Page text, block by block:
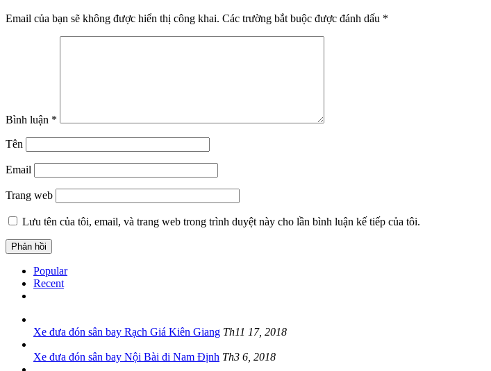
Email của bạn sẽ không được hiển thị công khai. Các trường bắt buộc được đánh dấu *
Bình luận *
Tên
Email
Trang web
Lưu tên của tôi, email, và trang web trong trình duyệt này cho lần bình luận kế tiếp của tôi.
Popular
Recent
Xe đưa đón sân bay Rạch Giá Kiên Giang Th11 17, 2018
Xe đưa đón sân bay Nội Bài đi Nam Định Th3 6, 2018